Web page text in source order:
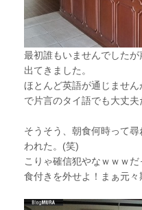
最初誰もいませんでした
出てきました。
ほとんど英語が通じませ
で片言のタイ語でも大丈夫
そうそう、朝食何時って
われた。(笑)
こりゃ確信犯やなｗｗｗ
食付きを外せよ！まぁ元々